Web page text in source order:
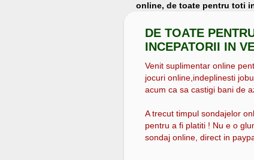
online, de toate pentru toti
DE TOATE
INCEPATORII IN
Venit suplimentar online
jocuri online,indeplinesti
acum ca sa castigi bani de
A trecut timpul sondajelor
pentru a fi platiti ! Nu e o
sondaj online, direct in